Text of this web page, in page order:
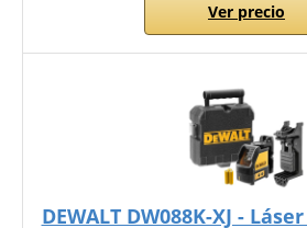
Ver precio
DEWALT DW088K-XJ -